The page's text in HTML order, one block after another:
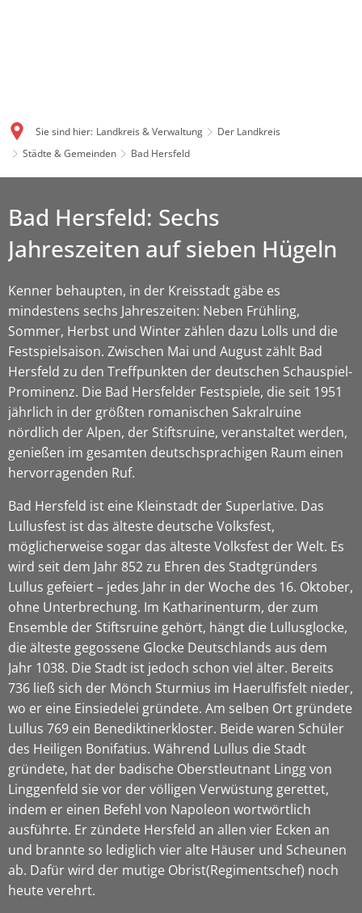
Sie sind hier: Landkreis & Verwaltung
Der Landkreis
Städte & Gemeinden
Bad Hersfeld
Bad Hersfeld: Sechs
Jahreszeiten auf sieben Hügeln
Kenner behaupten, in der Kreisstadt gäbe es
mindestens sechs Jahreszeiten: Neben Frühling,
Sommer, Herbst und Winter zählen dazu Lolls und die
Festspielsaison. Zwischen Mai und August zählt Bad
Hersfeld zu den Treffpunkten der deutschen Schauspiel-
Prominenz. Die Bad Hersfelder Festspiele, die seit 1951
jährlich in der größten romanischen Sakralruine
nördlich der Alpen, der Stiftsruine, veranstaltet werden,
genießen im gesamten deutschsprachigen Raum einen
hervorragenden Ruf.
Bad Hersfeld ist eine Kleinstadt der Superlative. Das
Lullusfest ist das älteste deutsche Volksfest,
möglicherweise sogar das älteste Volksfest der Welt. Es
wird seit dem Jahr 852 zu Ehren des Stadtgründers
Lullus gefeiert – jedes Jahr in der Woche des 16. Oktober,
ohne Unterbrechung. Im Katharinenturm, der zum
Ensemble der Stiftsruine gehört, hängt die Lullusglocke,
die älteste gegossene Glocke Deutschlands aus dem
Jahr 1038. Die Stadt ist jedoch schon viel älter. Bereits
736 ließ sich der Mönch Sturmius im Haerulfisfelt nieder,
wo er eine Einsiedelei gründete. Am selben Ort gründete
Lullus 769 ein Benediktinerkloster. Beide waren Schüler
des Heiligen Bonifatius. Während Lullus die Stadt
gründete, hat der badische Oberstleutnant Lingg von
Linggenfeld sie vor der völligen Verwüstung gerettet,
indem er einen Befehl von Napoleon wortwörtlich
ausführte. Er zündete Hersfeld an allen vier Ecken an
und brannte so lediglich vier alte Häuser und Scheunen
ab. Dafür wird der mutige Obrist(Regimentschef) noch
heute verehrt.